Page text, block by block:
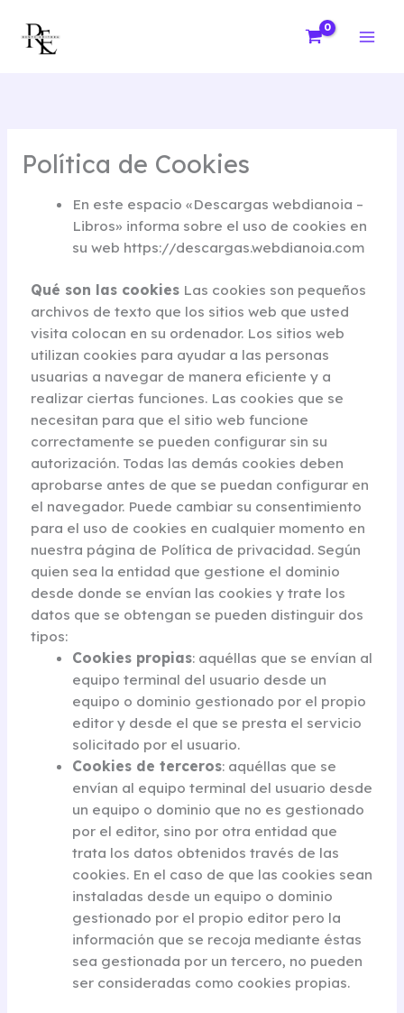
contenido
Política de Cookies
En este espacio «Descargas webdianoia –
Libros» informa sobre el uso de cookies en
su web https://descargas.webdianoia.com
Qué son las cookiesLas cookies son pequeños
archivos de texto que los sitios web que usted
visita colocan en su ordenador. Los sitios web
utilizan cookies para ayudar a las personas
usuarias a navegar de manera eficiente y a
realizar ciertas funciones. Las cookies que se
necesitan para que el sitio web funcione
correctamente se pueden configurar sin su
autorización. Todas las demás cookies deben
aprobarse antes de que se puedan configurar en
el navegador. Puede cambiar su consentimiento
para el uso de cookies en cualquier momento en
nuestra página de Política de privacidad. Según
quien sea la entidad que gestione el dominio
desde donde se envían las cookies y trate los
datos que se obtengan se pueden distinguir dos
tipos:
Cookies propias: aquéllas que se envían al
equipo terminal del usuario desde un
equipo o dominio gestionado por el propio
editor y desde el que se presta el servicio
solicitado por el usuario.
Cookies de terceros: aquéllas que se
envían al equipo terminal del usuario desde
un equipo o dominio que no es gestionado
por el editor, sino por otra entidad que
trata los datos obtenidos través de las
cookies. En el caso de que las cookies sean
instaladas desde un equipo o dominio
gestionado por el propio editor pero la
información que se recoja mediante éstas
sea gestionada por un tercero, no pueden
ser consideradas como cookies propias.